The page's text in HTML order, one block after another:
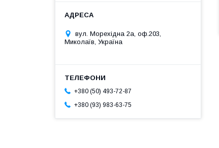
вул. Морехідна 2а, оф.203,
Миколаїв, Україна
+380 (50) 493-72-87
+380 (93) 983-63-75